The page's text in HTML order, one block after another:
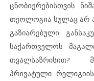
ცნობიერებისთვის
თეოლოგია სულაც არ
გაზიარებული
საქართველოს
თვალსაზრისით?
პრივატული